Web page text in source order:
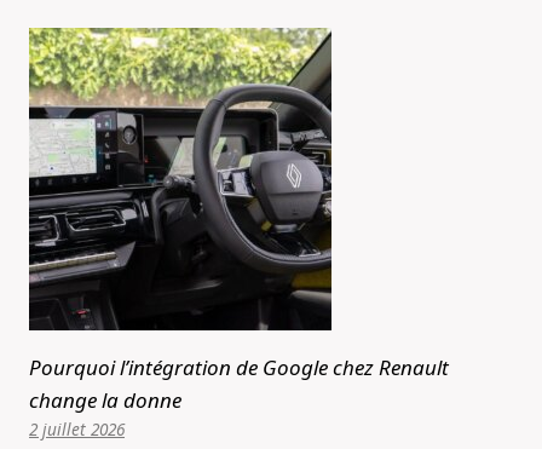
Pourquoi l’intégration de Google chez Renault
change la donne
2 juillet 2026